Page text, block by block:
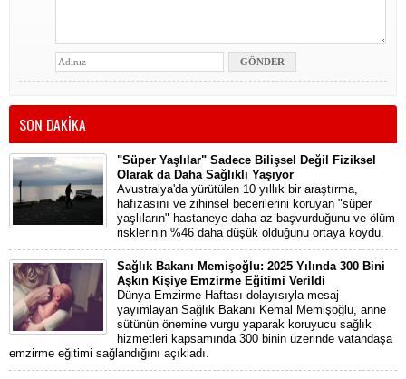
SON DAKİKA
"Süper Yaşlılar" Sadece Bilişsel Değil Fiziksel
Olarak da Daha Sağlıklı Yaşıyor
Avustralya'da yürütülen 10 yıllık bir araştırma,
hafızasını ve zihinsel becerilerini koruyan "süper
yaşlıların" hastaneye daha az başvurduğunu ve ölüm
risklerinin %46 daha düşük olduğunu ortaya koydu.
Sağlık Bakanı Memişoğlu: 2025 Yılında 300 Bini
Aşkın Kişiye Emzirme Eğitimi Verildi
Dünya Emzirme Haftası dolayısıyla mesaj
yayımlayan Sağlık Bakanı Kemal Memişoğlu, anne
sütünün önemine vurgu yaparak koruyucu sağlık
hizmetleri kapsamında 300 binin üzerinde vatandaşa
emzirme eğitimi sağlandığını açıkladı.